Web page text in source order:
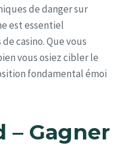
de danger sur
est essentiel
casino. Que vous
vous osiez cibler le
fondamental émoi
– Gagner